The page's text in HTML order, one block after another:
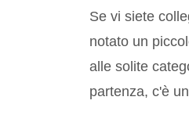
Se vi siete
notato un
alle solite
partenza, c'è